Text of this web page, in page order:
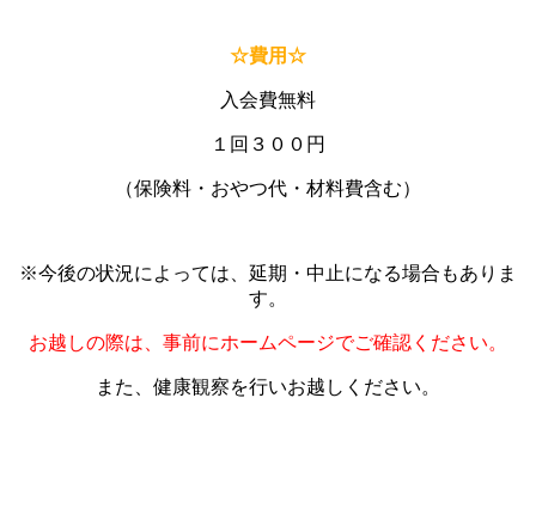
☆費用☆
入会費無料
１回３００円
（保険料・おやつ代・材料費含む）
※今後の状況によっては、延期・中止になる場合もありま
す。
お越しの際は、事前にホームページでご確認ください。
また、健康観察を行いお越しください。